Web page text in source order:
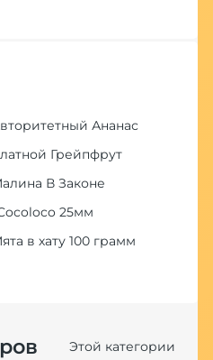
Ананас
Грейпфрут
В Законе
25мм
в хату 100 грамм
Этой категории